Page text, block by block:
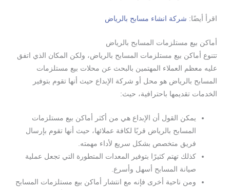
اقرأ أيضًا: شركة انشاء مسابح بالرياض
أماكن بيع مستلزمات المسابح بالرياض
تتنوع أماكن بيع مستلزمات المسابح بالرياض، ولكن المكان الذي اتفق
عليه معظم العملاء المهتمين بالبحث عن محلات بيع مستلزمات
المسابح بالرياض هو محل أو شركة الإبداع حيث أنها تقوم بتوفير
الخدمات تقديمها باحترافية، حيث:
يمكن القول أن الإبداع هي من أكثر أماكن بيع مستلزمات
المسابح بالرياض قربًا لكافة عملائها، حيث أنها تقوم بإرسال
فريق متخصص بشكل سريع لأداء مهمته.
كذلك تهتم كثيرًا بتوفير المعدات المتطورة التي تجعل عملية
صيانة المسابح أسهل وأسرع.
ومن ناحية أخرى فإنه مع انتشار أماكن بيع مستلزمات المسابح